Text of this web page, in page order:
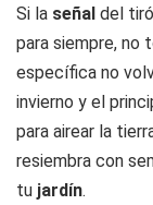
Si la señal del
para siempre, no
específica no
invierno y el
para airear la
resiembra con
tu jardín.